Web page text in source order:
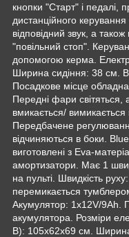
кнопки "Старт" і педалі,
дистанційного
відповідний звук, а
"повільний стоп".
допомогою керма.
Ширина сидіння: 38 см.
Посадкове місце
Передні фари світяться,
вмикається/
Передбачене
відчиняються в боки.
виготовлені з Eva-
амортизатори. Має 1
на пульті. Швидкість
перемикається
Акумулятор: 1х12V/9Ah.
акумулятора. Розміри
В): 105х62х69 см.